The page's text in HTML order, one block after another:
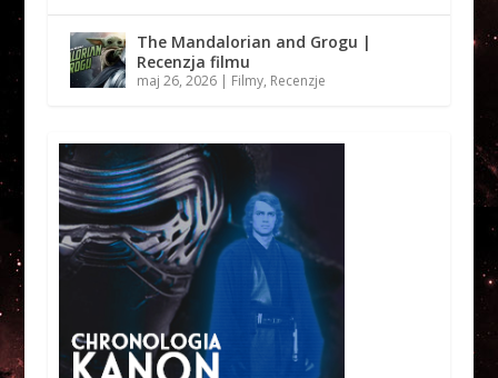
The Mandalorian and Grogu |
Recenzja filmu
maj 26, 2026| Filmy, Recenzje